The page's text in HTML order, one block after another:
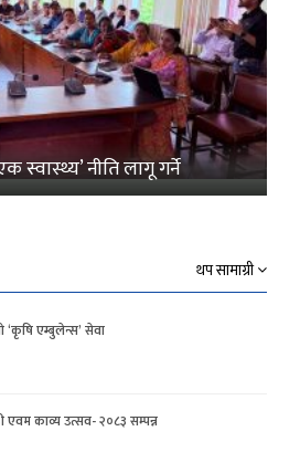
स्वास्थ्य’ नीति लागू गर्ने
थप सामाग्री
एम्बुलेन्स’ सेवा
एवम काव्य उत्सव- २०८३ सम्पन्न